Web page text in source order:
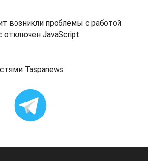
возникли проблемы с работой
JavaScript
Taspanews